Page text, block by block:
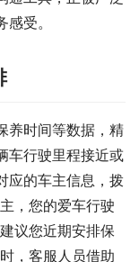
受。
养时间等数据，精
车行驶里程接近或
应的车主信息，拨
，您的爱车行驶
议您近期安排保
，客服人员借助